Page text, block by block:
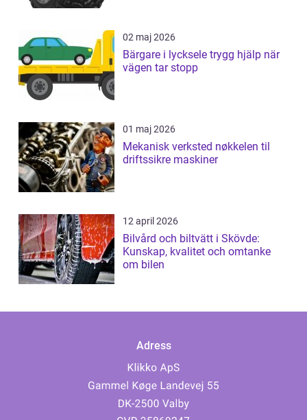
02 maj 2026
Bärgare i lycksele trygg hjälp när
vägen tar stopp
01 maj 2026
Mekanisk verksted nøkkelen til
driftssikre maskiner
12 april 2026
Bilvård och biltvätt i Skövde:
Kunskap, kvalitet och omtanke
om bilen
Adress